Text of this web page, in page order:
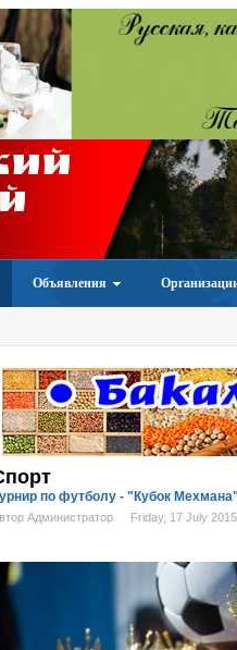
Объявления
по футболу - "Кубок Мехмана"
Администратор Friday, 17 July 2015